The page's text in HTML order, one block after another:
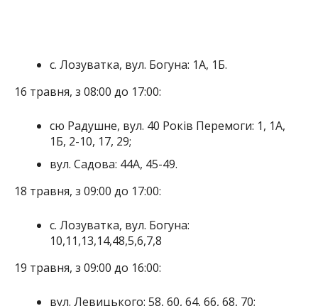
с. Лозуватка, вул. Богуна: 1А, 1Б.
16 травня, з 08:00 до 17:00:
сю Радушне, вул. 40 Років Перемоги: 1, 1А,
1Б, 2-10, 17, 29;
вул. Садова: 44А, 45-49.
18 травня, з 09:00 до 17:00:
с. Лозуватка, вул. Богуна:
10,11,13,14,48,5,6,7,8
19 травня, з 09:00 до 16:00:
вул. Левицького: 58, 60, 64, 66, 68, 70;